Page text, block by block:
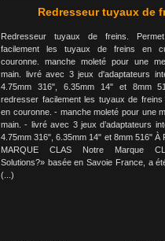
Redresseur tuyaux de
Redresseur tuyaux de freins.
facilement les tuyaux de freins en
couronne. manche moleté pour une
main. livré avec 3 jeux d'adaptateurs
4.75mm 316", 6.35mm 14" et 8mm
redresser facilement les tuyaux de
en couronne. - manche moleté pour une
main. - livré avec 3 jeux d’adaptateurs
4.75mm 316", 6.35mm 14" et 8mm 516" À
MARQUE CLAS Notre Marque
Solutions?» basée en Savoie France, a
(...)